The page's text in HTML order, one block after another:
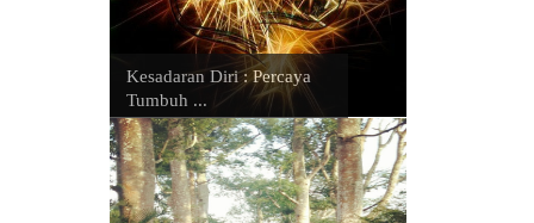
Kesadaran Diri : Percaya
Tumbuh ...